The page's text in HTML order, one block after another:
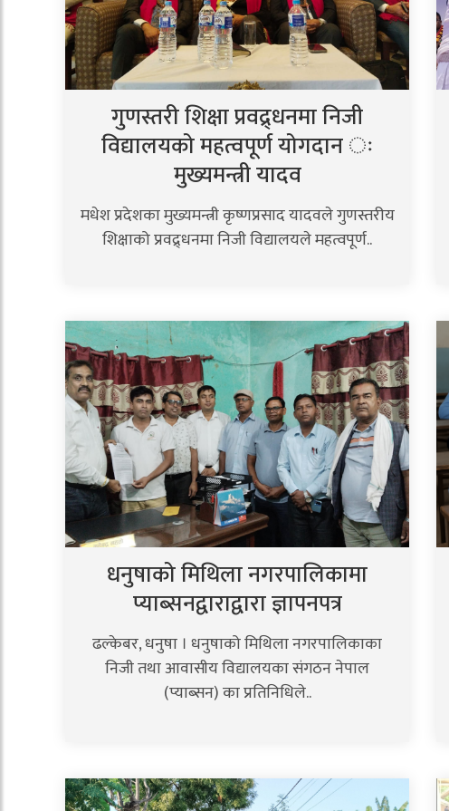
गुणस्तरी शिक्षा प्रवद्र्धनमा निजी
विद्यालयको महत्वपूर्ण योगदान ः
मुख्यमन्त्री यादव
मधेश प्रदेशका मुख्यमन्त्री कृष्णप्रसाद यादवले गुणस्तरीय
शिक्षाको प्रवद्र्धनमा निजी विद्यालयले महत्वपूर्ण..
धनुषाको मिथिला नगरपालिकामा
प्याब्सनद्वाराद्वारा ज्ञापनपत्र
ढल्केबर, धनुषा । धनुषाको मिथिला नगरपालिकाका
निजी तथा आवासीय विद्यालयका संगठन नेपाल
(प्याब्सन) का प्रतिनिधिले..